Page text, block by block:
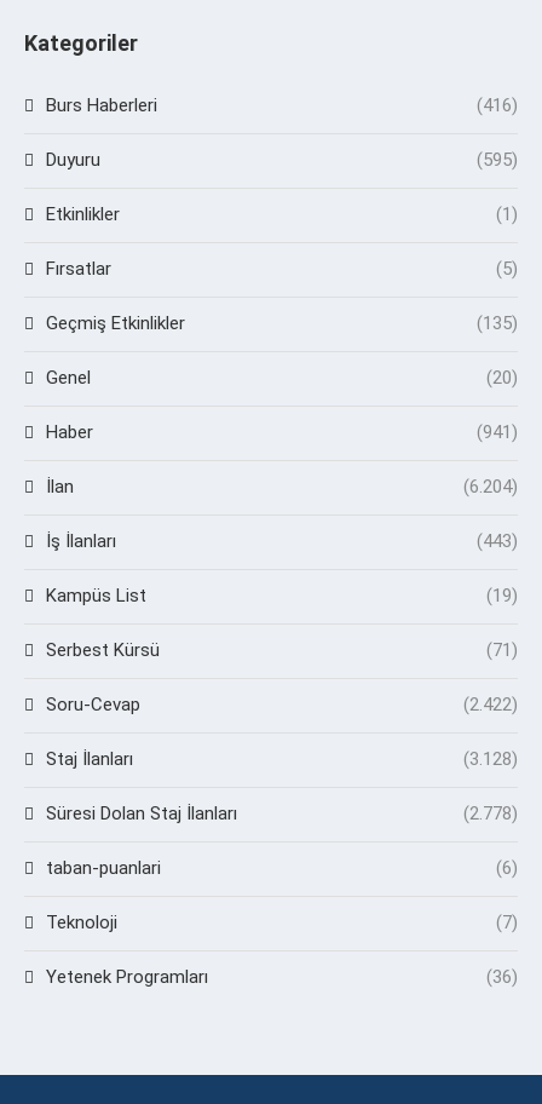
Kategoriler
Burs Haberleri (416)
Duyuru (595)
Etkinlikler (1)
Fırsatlar (5)
Geçmiş Etkinlikler (135)
Genel (20)
Haber (941)
İlan (6.204)
İş İlanları (443)
Kampüs List (19)
Serbest Kürsü (71)
Soru-Cevap (2.422)
Staj İlanları (3.128)
Süresi Dolan Staj İlanları (2.778)
taban-puanlari (6)
Teknoloji (7)
Yetenek Programları (36)